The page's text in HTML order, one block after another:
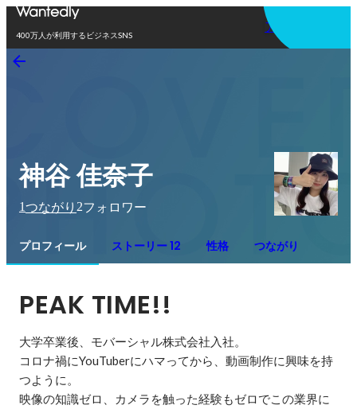
400万人が利用するビジネスSNS
アプリを使う
神谷 佳奈子
1つながり 2フォロワー
プロフィール ストーリー 12 性格 つながり
PEAK TIME!!
大学卒業後、モバーシャル株式会社入社。
コロナ禍にYouTuberにハマってから、動画制作に興味を持
つように。
映像の知識ゼロ、カメラを触った経験もゼロでこの業界に